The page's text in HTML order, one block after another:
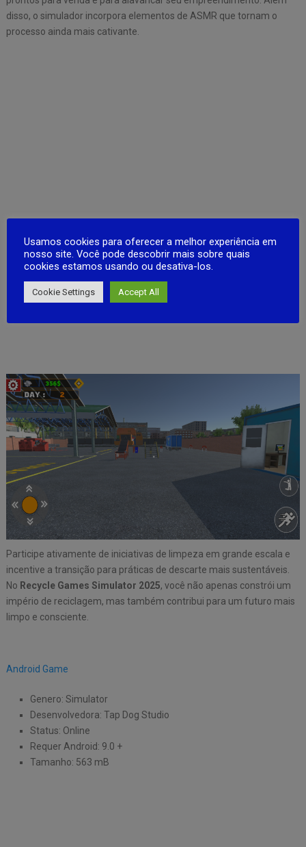
disso, o simulador incorpora elementos de ASMR que tornam o
processo ainda mais cativante.
Participe ativamente de iniciativas de limpeza em grande escala e
incentive a transição para práticas de descarte mais sustentáveis.
No Recycle Games Simulator 2025, você não apenas constrói um
império de reciclagem, mas também contribui para um futuro mais
limpo e consciente.
Android Game
Genero: Simulator
Desenvolvedora: Tap Dog Studio
Status: Online
Requer Android: 9.0 +
Tamanho: 563 mB
Usamos cookies para oferecer a melhor experiência em
nosso site. Você pode descobrir mais sobre quais
cookies estamos usando ou desativa-los.
Cookie Settings Accept All